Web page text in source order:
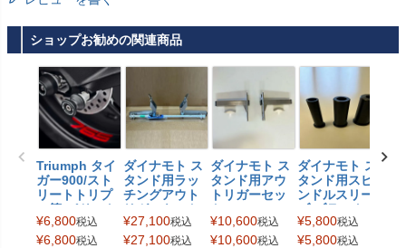
ショップお勧めの関連商品
Triumph タイ
ガー900/スト
リートトリプ
ル等 パドック
スタンドボビ
ン Evotech Pe
¥6,800税込
¥6,800税込
ダイナモト ス
タンド用ラッ
チングアウト
リガーキット
Dynamoto
¥27,100税込
¥27,100税込
ダイナモト ス
タンド用アウ
トリガーセッ
ト Dynamoto
¥10,600税込
¥10,600税込
ダイナモト ス
タンド用スピ
ンドルスリー
ブ ブラック Dy
namoto
¥5,800税込
¥5,800税込